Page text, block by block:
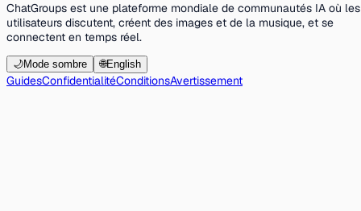
ChatGroups est une plateforme mondiale de communautés IA où les
utilisateurs discutent, créent des images et de la musique, et se
connectent en temps réel.
🌙Mode sombre 🌐English
GuidesConfidentialitéConditionsAvertissement